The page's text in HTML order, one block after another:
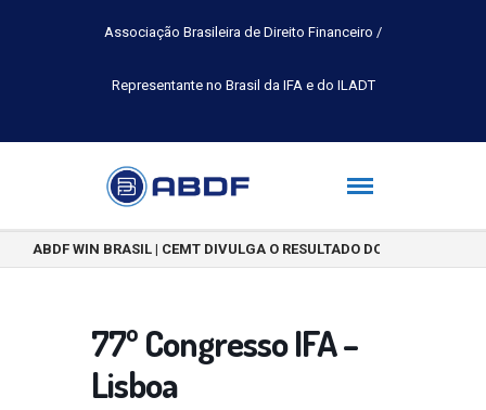
Associação Brasileira de Direito Financeiro /
Representante no Brasil da IFA e do ILADT
ABDF WIN BRASIL | CEMT DIVULGA O RESULTADO DO CONCURSO
77º Congresso IFA –
Lisboa